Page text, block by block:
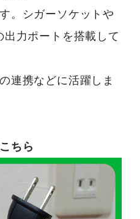
。シガーソケットや
力ポートを搭載して
連携などに活躍しま
ちら